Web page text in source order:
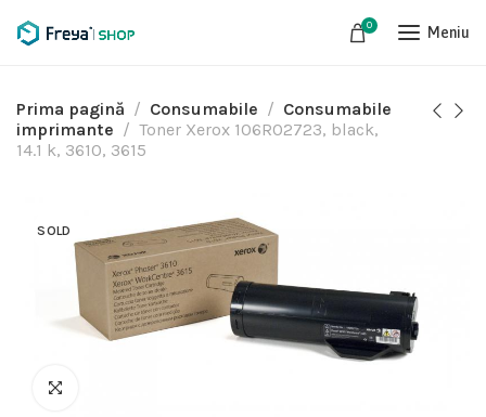
0 Meniu
Prima pagină Consumabile
Consumabile
imprimante
Toner Xerox 106R02723, black,
14.1 k, 3610, 3615
SOLD